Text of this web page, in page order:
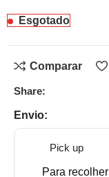
Esgotado
Comparar
Share:
Envio:
Pick up
Para